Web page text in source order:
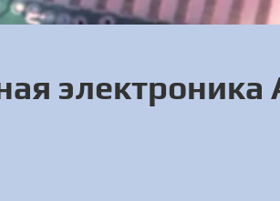
электроника